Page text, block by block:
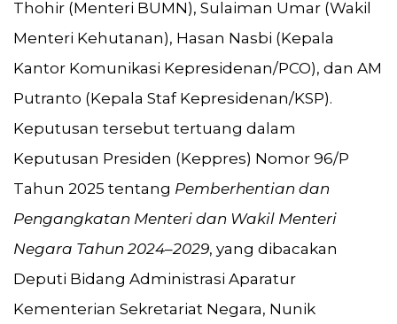
Thohir (Menteri BUMN), Sulaiman Umar (Wakil
Menteri Kehutanan), Hasan Nasbi (Kepala
Kantor Komunikasi Kepresidenan/PCO), dan AM
Putranto (Kepala Staf Kepresidenan/KSP).
Keputusan tersebut tertuang dalam
Keputusan Presiden (Keppres) Nomor 96/P
Tahun 2025 tentang Pemberhentian dan
Pengangkatan Menteri dan Wakil Menteri
Negara Tahun 2024–2029, yang dibacakan
Deputi Bidang Administrasi Aparatur
Kementerian Sekretariat Negara, Nunik